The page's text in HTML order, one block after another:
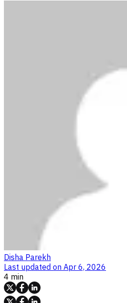
Disha Parekh
Last updated on Apr 6, 2026
4 min